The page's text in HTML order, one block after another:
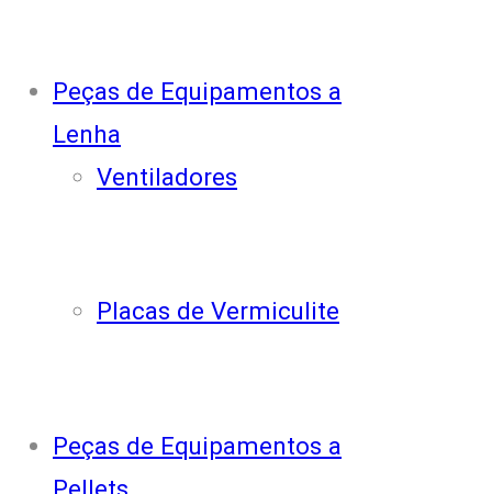
Peças de Equipamentos a
Lenha
Ventiladores
Placas de Vermiculite
Peças de Equipamentos a